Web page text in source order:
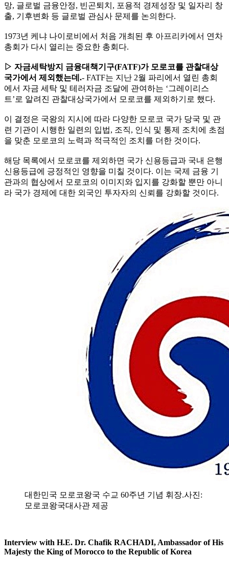
망, 글로벌 금융안정, 빈곤퇴치, 포용적 경제성장 및 일자리 창
출, 기후변화 등 글로벌 관심사 문제를 논의한다.
1973년 케냐 나이로비에서 처음 개최된 후 아프리카에서 연차
총회가 다시 열리는 중요한 총회다.
▷ 자금세탁방지 금융대책기구(FATF)가 모로코를 관찰대상
국가에서 제외했는데.- FATF는 지난 2월 파리에서 열린 총회
에서 자금 세탁 및 테러자금 조달에 관여하는 ‘그레이리스
트’로 알려진 관찰대상국가에서 모로코를 제외하기로 했다.
이 결정은 국왕의 지시에 따라 다양한 모로코 국가 당국 및 관
련 기관이 시행한 일련의 입법, 조직, 인식 및 통제 조치에 초점
을 맞춘 모로코의 노력과 적극적인 조치를 더한 것이다.
해당 목록에서 모로코를 제외하면 국가 신용등급과 국내 은행
신용등급에 긍정적인 영향을 미칠 것이다. 이는 국제 금융 기
관과의 협상에서 모로코의 이미지와 입지를 강화할 뿐만 아니
라 국가 경제에 대한 외국인 투자자의 신뢰를 강화할 것이다.
대한민국 모로코왕국 수교 60주년 기념 휘장.사진:
모로코왕국대사관 제공
Interview with H.E. Dr. Chafik RACHADI, Ambassador of His
Majesty the King of Morocco to the Republic of Korea